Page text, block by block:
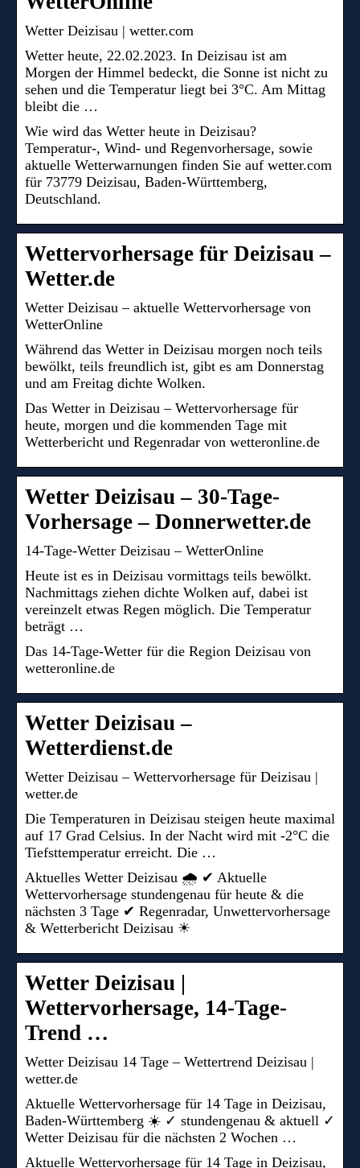
Wetter Deizisau | wetter.com
Wetter heute, 22.02.2023. In Deizisau ist am
Morgen der Himmel bedeckt, die Sonne ist nicht zu
sehen und die Temperatur liegt bei 3°C. Am Mittag
bleibt die …
Wie wird das Wetter heute in Deizisau?
Temperatur-, Wind- und Regenvorhersage, sowie
aktuelle Wetterwarnungen finden Sie auf wetter.com
für 73779 Deizisau, Baden-Württemberg,
Deutschland.
Wettervorhersage für Deizisau –
Wetter.de
Wetter Deizisau – aktuelle Wettervorhersage von
WetterOnline
Während das Wetter in Deizisau morgen noch teils
bewölkt, teils freundlich ist, gibt es am Donnerstag
und am Freitag dichte Wolken.
Das Wetter in Deizisau – Wettervorhersage für
heute, morgen und die kommenden Tage mit
Wetterbericht und Regenradar von wetteronline.de
Wetter Deizisau – 30-Tage-
Vorhersage – Donnerwetter.de
14-Tage-Wetter Deizisau – WetterOnline
Heute ist es in Deizisau vormittags teils bewölkt.
Nachmittags ziehen dichte Wolken auf, dabei ist
vereinzelt etwas Regen möglich. Die Temperatur
beträgt …
Das 14-Tage-Wetter für die Region Deizisau von
wetteronline.de
Wetter Deizisau –
Wetterdienst.de
Wetter Deizisau – Wettervorhersage für Deizisau |
wetter.de
Die Temperaturen in Deizisau steigen heute maximal
auf 17 Grad Celsius. In der Nacht wird mit -2°C die
Tiefsttemperatur erreicht. Die …
Aktuelles Wetter Deizisau 🌧️ ✔ Aktuelle
Wettervorhersage stundengenau für heute & die
nächsten 3 Tage ✔ Regenradar, Unwettervorhersage
& Wetterbericht Deizisau ☀
Wetter Deizisau |
Wettervorhersage, 14-Tage-
Trend …
Wetter Deizisau 14 Tage – Wettertrend Deizisau |
wetter.de
Aktuelle Wettervorhersage für 14 Tage in Deizisau,
Baden-Württemberg ☀️ ✓ stundengenau & aktuell ✓
Wetter Deizisau für die nächsten 2 Wochen …
Aktuelle Wettervorhersage für 14 Tage in Deizisau,